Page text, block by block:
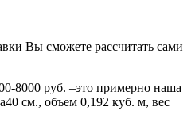
Вы сможете рассчитать сами
8000 руб. –это примерно наша
см., объем 0,192 куб. м, вес